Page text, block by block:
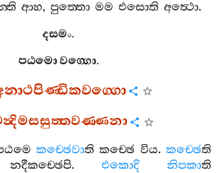
ආහ, පුත‍්තො මම එසොති අත්‍ථො.
දසමං.
පඨමොවග‍්ගො.
කච‍්ඡෙවාති කච‍්ඡෙ විය.කච‍්ඡෙති
නදීකච‍්ඡෙපි. එකොදි නිපකාති